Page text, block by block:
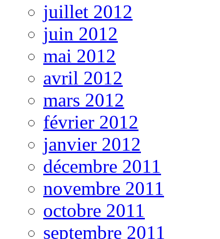
juillet 2012
juin 2012
mai 2012
avril 2012
mars 2012
février 2012
janvier 2012
décembre 2011
novembre 2011
octobre 2011
septembre 2011